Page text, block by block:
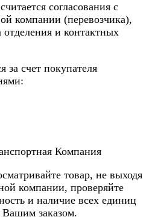
согласования с
компании (перевозчика),
отделения и контактных
за счет покупателя
Компания
товар, не выходя
компании, проверяйте
и наличие всех единиц
Вашим заказом.